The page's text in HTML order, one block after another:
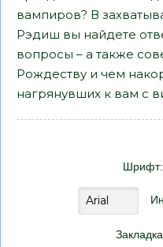
вампиров? В
Рэдиш вы найдете
вопросы – а также
Рождеству и чем
нагрянувших к вам с
Шрифт: